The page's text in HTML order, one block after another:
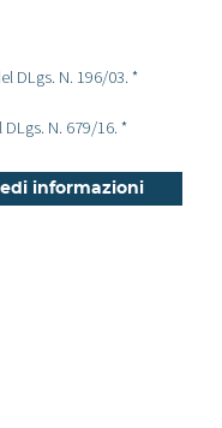
DLgs. N. 196/03. *
N. 679/16. *